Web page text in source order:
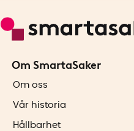
Om SmartaSaker
Om oss
Vår historia
Hållbarhet